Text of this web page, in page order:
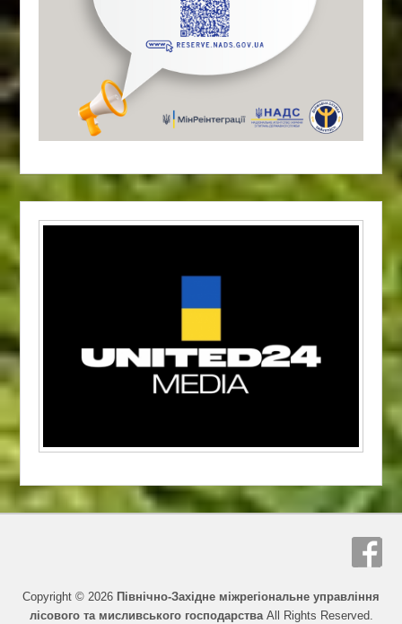
Copyright © 2026 Північно-Західне міжрегіональне управління
лісового та мисливського господарстваAll Rights Reserved.